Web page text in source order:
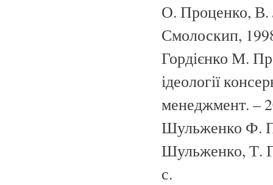
О. Проценко, В.
Смолоскип,
Гордієнко М.
ідеології
менеджмент. –
Шульженко Ф. П.
Шульженко, Т.
с.